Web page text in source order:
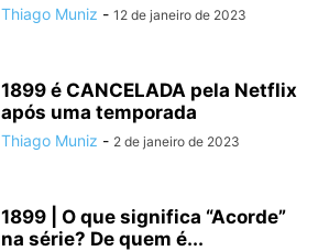
Thiago Muniz - 12 de janeiro de 2023
1899 é CANCELADA pela Netflix
após uma temporada
Thiago Muniz - 2 de janeiro de 2023
1899 | O que significa “Acorde”
na série? De quem é...